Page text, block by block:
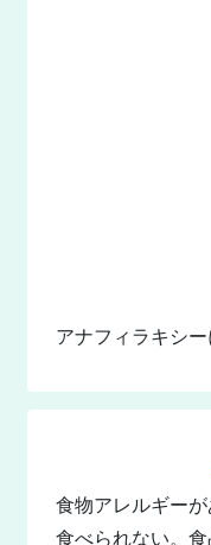
アナフィラキシ
食物アレルギー
食べられない。